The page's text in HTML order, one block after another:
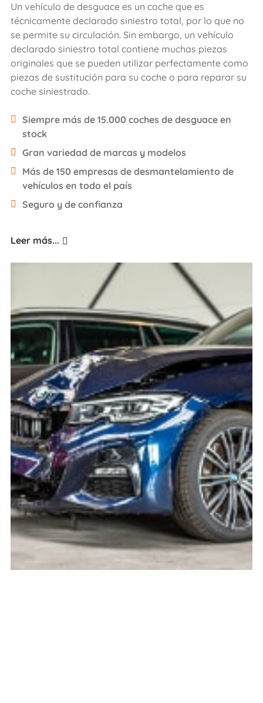
Un vehículo de desguace es un coche que es
técnicamente declarado siniestro total, por lo que no
se permite su circulación. Sin embargo, un vehículo
declarado siniestro total contiene muchas piezas
originales que se pueden utilizar perfectamente como
piezas de sustitución para su coche o para reparar su
coche siniestrado.
Siempre más de 15.000 coches de desguace en
stock
Gran variedad de marcas y modelos
Más de 150 empresas de desmantelamiento de
vehículos en todo el país
Seguro y de confianza
Leer más...